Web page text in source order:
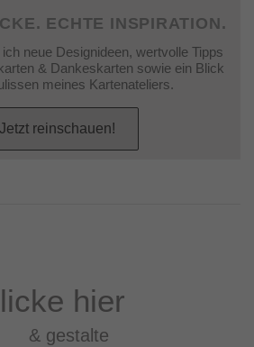
ECHTE INSPIRATION.
neue Designideen, wertvolle Tipps
& Dankeskarten sowie ein Blick
meines Kartenateliers.
Jetzt reinschauen!
hier
& gestalte